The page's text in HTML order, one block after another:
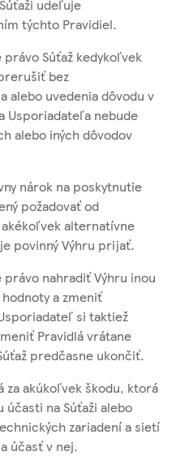
udeľuje
týchto Pravidiel.
Súťaž kedykoľvek
bez
alebo uvedenia dôvodu v
Usporiadateľa nebude
alebo iných dôvodov
nárok na poskytnutie
požadovať od
alternatívne
povinný Výhru prijať.
nahradiť Výhru inou
a zmeniť
si taktiež
Pravidlá vrátane
predčasne ukončiť.
za akúkoľvek škodu, ktorá
účasti na Súťaži alebo
zariadení a sietí
účasť v nej.